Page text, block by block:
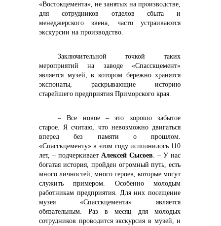
«Востокцемента», не занятых на производстве,
для сотрудников отделов сбыта и
менеджерского звена, часто устраиваются
экскурсии на производство.
Заключительной точкой таких
мероприятий на заводе «Спасскцемент»
является музей, в котором бережно хранятся
экспонаты, раскрывающие историю
старейшего предприятия Приморского края.
– Все новое – это хорошо забытое
старое. Я считаю, что невозможно двигаться
вперед без памяти о прошлом.
«Спасскцементу» в этом году исполнилось 110
лет, – подчеркиваетАлексей Сысоев. – У нас
богатая история, пройден огромный путь, есть
много личностей, много героев, которые могут
служить примером. Особенно молодым
работникам предприятия. Для них посещение
музея «Спасскцемента» является
обязательным. Раз в месяц для молодых
сотрудников проводится экскурсия в музей, и